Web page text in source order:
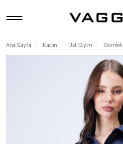
Ana Sayfa Kadın Üst Giyim Gömlek